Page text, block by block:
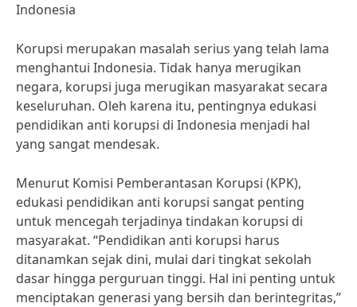
Indonesia
Korupsi merupakan masalah serius yang telah lama
menghantui Indonesia. Tidak hanya merugikan
negara, korupsi juga merugikan masyarakat secara
keseluruhan. Oleh karena itu, pentingnya edukasi
pendidikan anti korupsi di Indonesia menjadi hal
yang sangat mendesak.
Menurut Komisi Pemberantasan Korupsi (KPK),
edukasi pendidikan anti korupsi sangat penting
untuk mencegah terjadinya tindakan korupsi di
masyarakat. “Pendidikan anti korupsi harus
ditanamkan sejak dini, mulai dari tingkat sekolah
dasar hingga perguruan tinggi. Hal ini penting untuk
menciptakan generasi yang bersih dan berintegritas,”